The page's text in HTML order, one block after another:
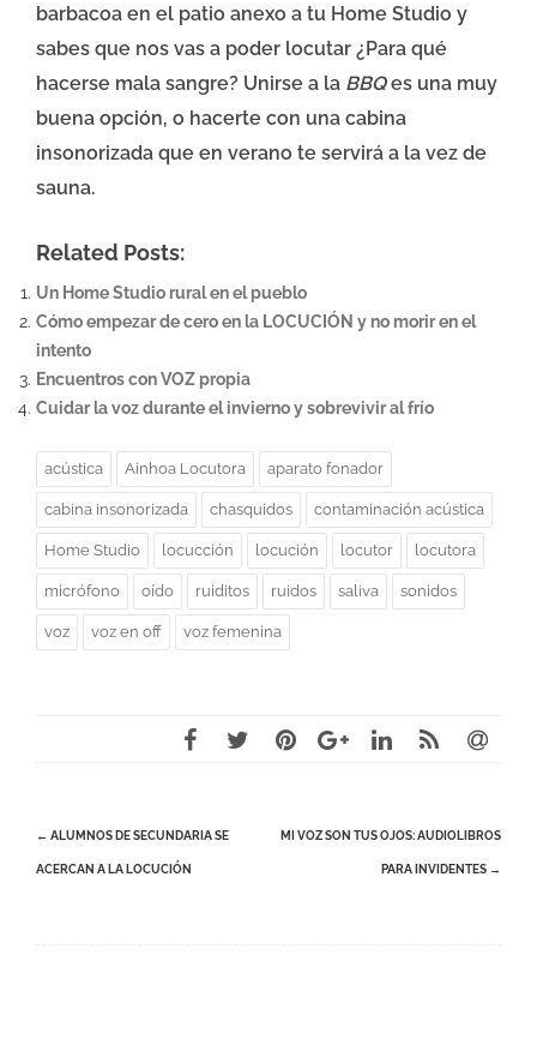
barbacoa en el patio anexo a tu Home Studio y
sabes que nos vas a poder locutar ¿Para qué
hacerse mala sangre? Unirse a la BBQes una muy
buena opción, o hacerte con una cabina
insonorizada que en verano te servirá a la vez de
sauna.
Related Posts:
Un Home Studio rural en el pueblo
Cómo empezar de cero en la LOCUCIÓN y no morir en el
intento
Encuentros con VOZ propia
Cuidar la voz durante el invierno y sobrevivir al frío
acústica Ainhoa Locutora aparato fonador
cabina insonorizada chasquidos contaminación acústica
Home Studio locucción locución locutor locutora
micrófono oído ruiditos ruidos saliva sonidos
voz voz en off voz femenina
Navegación
de
← ALUMNOS DE SECUNDARIA SE
ACERCAN A LA LOCUCIÓN
MI VOZ SON TUS OJOS: AUDIOLIBROS
PARA INVIDENTES →